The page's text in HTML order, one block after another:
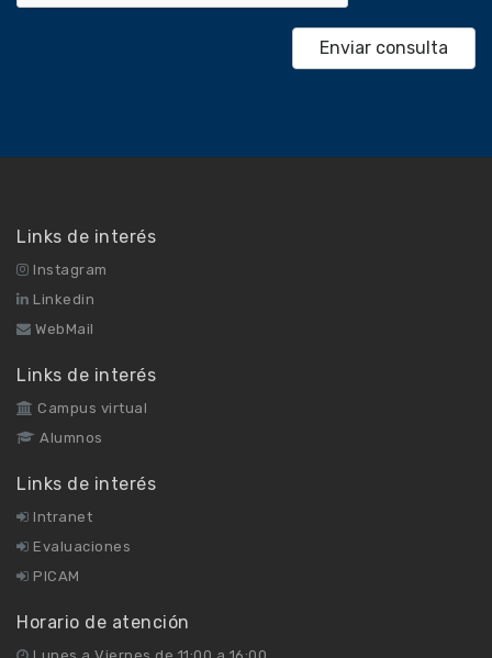
Links de interés
Instagram
Linkedin
WebMail
Links de interés
Campus virtual
Alumnos
Links de interés
Intranet
Evaluaciones
PICAM
Horario de atención
Lunes a Viernes de 11:00 a 16:00